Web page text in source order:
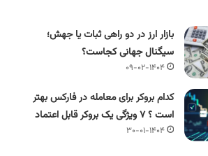
بازار ارز در دو راهی ثبات یا جهش؛
سیگنال جهانی کجاست؟
۰۹-۰۲-۱۴۰۴
کدام بروکر برای معامله در فارکس بهتر
است ؟ ۷ ویژگی یک بروکر قابل اعتماد
۳۰-۰۱-۱۴۰۴